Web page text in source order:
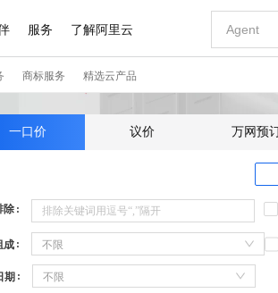
一口价 议价 万网预
除
成 不限
期 不限